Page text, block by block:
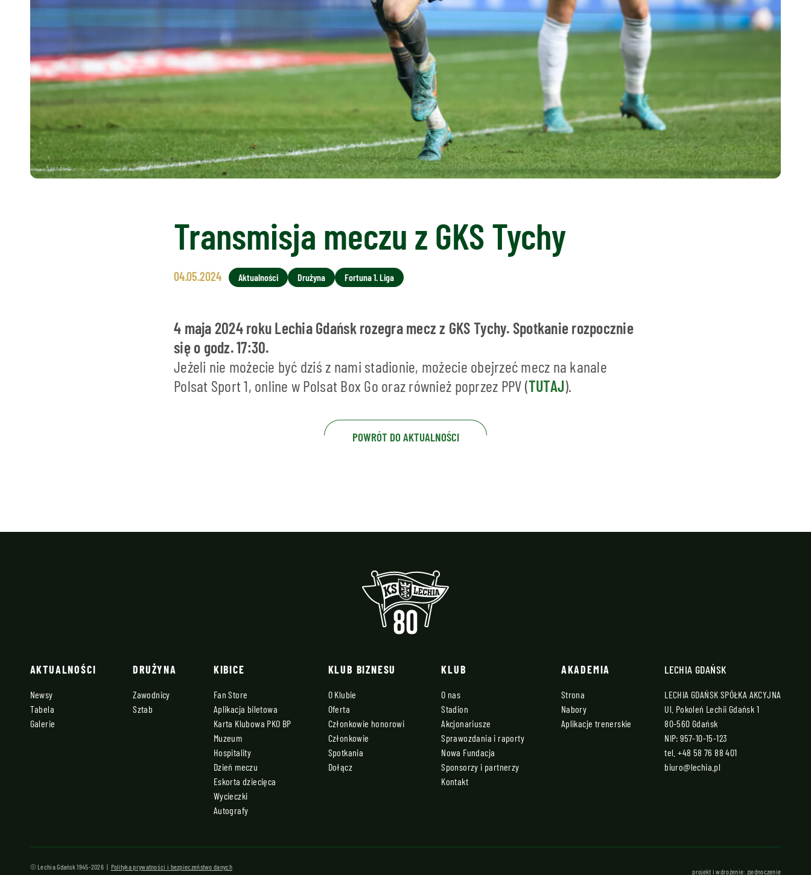
Transmisja meczu z GKS Tychy
04.05.2024 Aktualności Drużyna Fortuna 1. Liga
4 maja 2024 roku Lechia Gdańsk rozegra mecz z GKS Tychy. Spotkanie rozpocznie
się o godz. 17:30.
Jeżeli nie możecie być dziś z nami stadionie, możecie obejrzeć mecz na kanale
Polsat Sport 1, online w Polsat Box Go oraz również poprzez PPV (TUTAJ).
POWRÓT DO AKTUALNOŚCI
AKTUALNOŚCI
Newsy
Tabela
Galerie
DRUŻYNA
Zawodnicy
Sztab
KIBICE
Fan Store
Aplikacja biletowa
Karta Klubowa PKO BP
Muzeum
Hospitality
Dzień meczu
Eskorta dziecięca
Wycieczki
Autografy
KLUB BIZNESU
O Klubie
Oferta
Członkowie honorowi
Członkowie
Spotkania
Dołącz
KLUB
O nas
Stadion
Akcjonariusze
Sprawozdania i raporty
Nowa Fundacja
Sponsorzy i partnerzy
Kontakt
AKADEMIA
Strona
Nabory
Aplikacje trenerskie
LECHIA GDAŃSK
LECHIA GDAŃSK SPÓŁKA AKCYJNA
Ul. Pokoleń Lechii Gdańsk 1
80-560 Gdańsk
NIP: 957-10-15-123
tel.+48 58 76 88 401
biuro@lechia.pl
© Lechia Gdańsk 1945-2026 | Polityka prywatności i bezpieczeństwo danych
projekt i wdrożenie: zjednoczenie